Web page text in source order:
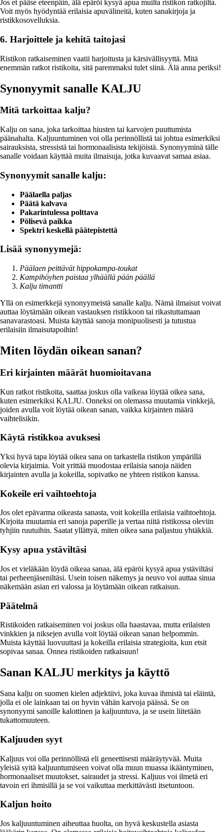
Jos et pääse eteenpäin, älä epäröi kysyä apua muilta ristikon ratkojilta.
Voit myös hyödyntää erilaisia apuvälineitä, kuten sanakirjoja ja
ristikkosovelluksia.
6. Harjoittele ja kehitä taitojasi
Ristikon ratkaiseminen vaatii harjoitusta ja kärsivällisyyttä. Mitä
enemmän ratkot ristikoita, sitä paremmaksi tulet siinä. Älä anna periksi!
Synonyymit sanalle KALJU
Mitä tarkoittaa kalju?
Kalju on sana, joka tarkoittaa hiusten tai karvojen puuttumista
päänahalta. Kaljuuntuminen voi olla perinnöllistä tai johtua esimerkiksi
sairauksista, stressistä tai hormonaalisista tekijöistä. Synonyyminä tälle
sanalle voidaan käyttää muita ilmaisuja, jotka kuvaavat samaa asiaa.
Synonyymit sanalle kalju:
Päälaella paljas
Päätä kalvava
Pakarintulessa polttava
Pölisevä paikka
Spektri keskellä päätepistettä
Lisää synonyymejä:
Päälaen peittävät hippokampa-toukat
Kampihöyhen paistaa ylhäällä pään päällä
Kalju timantti
Yllä on esimerkkejä synonyymeistä sanalle kalju. Nämä ilmaisut voivat
auttaa löytämään oikean vastauksen ristikkoon tai rikastuttamaan
sanavarastoasi. Muista käyttää sanoja monipuolisesti ja tutustua
erilaisiin ilmaisutapoihin!
Miten löydän oikean sanan?
Eri kirjainten määrät huomioitavana
Kun ratkot ristikoita, saattaa joskus olla vaikeaa löytää oikea sana,
kuten esimerkiksi KALJU. Onneksi on olemassa muutamia vinkkejä,
joiden avulla voit löytää oikean sanan, vaikka kirjainten määrä
vaihtelisikin.
Käytä ristikkoa avuksesi
Yksi hyvä tapa löytää oikea sana on tarkastella ristikon ympärillä
olevia kirjaimia. Voit yrittää muodostaa erilaisia sanoja näiden
kirjainten avulla ja kokeilla, sopivatko ne yhteen ristikon kanssa.
Kokeile eri vaihtoehtoja
Jos olet epävarma oikeasta sanasta, voit kokeilla erilaisia vaihtoehtoja.
Kirjoita muutamia eri sanoja paperille ja vertaa niitä ristikossa oleviin
tyhjiin ruutuihin. Saatat yllättyä, miten oikea sana paljastuu yhtäkkiä.
Kysy apua ystäviltäsi
Jos et vieläkään löydä oikeaa sanaa, älä epäröi kysyä apua ystäviltäsi
tai perheenjäseniltäsi. Usein toisen näkemys ja neuvo voi auttaa sinua
näkemään asian eri valossa ja löytämään oikean ratkaisun.
Päätelmä
Ristikoiden ratkaiseminen voi joskus olla haastavaa, mutta erilaisten
vinkkien ja niksejen avulla voit löytää oikean sanan helpommin.
Muista käyttää luovuuttasi ja kokeilla erilaisia strategioita, kun etsit
sopivaa sanaa. Onnea ristikoiden ratkaisuun!
Sanan KALJU merkitys ja käyttö
Sana kalju on suomen kielen adjektiivi, joka kuvaa ihmistä tai eläintä,
jolla ei ole lainkaan tai on hyvin vähän karvoja päässä. Se on
synonyymi sanoille kalottinen ja kaljuuntuva, ja se usein liitetään
tukattomuuteen.
Kaljuuden syyt
Kaljuus voi olla perinnöllistä eli geneettisesti määräytyvää. Muita
yleisiä syitä kaljuuntumiseen voivat olla muun muassa ikääntyminen,
hormonaaliset muutokset, sairaudet ja stressi. Kaljuus voi ilmetä eri
tavoin eri ihmisillä ja se voi vaikuttaa merkittävästi itsetuntoon.
Kaljun hoito
Jos kaljuuntuminen aiheuttaa huolta, on hyvä keskustella asiasta